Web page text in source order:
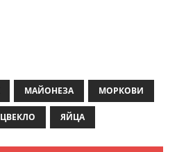
МАЙОНЕЗА МОРКОВИ
ЦВЕКЛО ЯЙЦА